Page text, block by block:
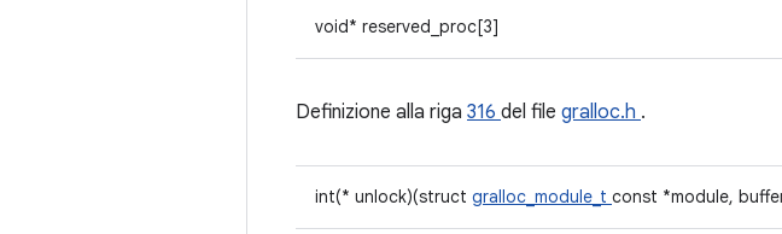
void* reserved_proc[3]
Definizione alla riga 316 del file gralloc.h .
int(* unlock)(struct gralloc_module_t const *module,